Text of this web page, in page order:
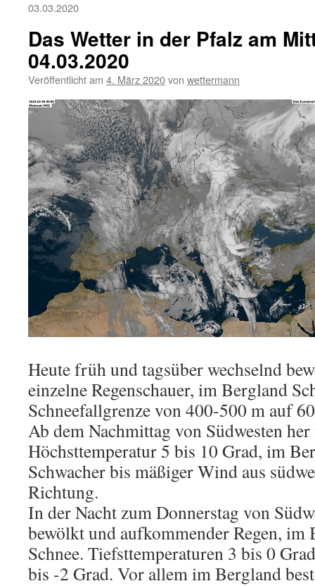
03.03.2020
Das Wetter in der Pfalz am
04.03.2020
Veröffentlicht am 4. März 2020von wettermann
Heute früh und tagsüber wechselnd
einzelne Regenschauer, im Bergland
Schneefallgrenze von 400-500 m auf
Ab dem Nachmittag von Südwesten her
Höchsttemperatur 5 bis 10 Grad, im
Schwacher bis mäßiger Wind aus
Richtung.
In der Nacht zum Donnerstag von
bewölkt und aufkommender Regen,
Schnee. Tiefsttemperaturen 3 bis 0
bis -2 Grad. Vor allem im Bergland